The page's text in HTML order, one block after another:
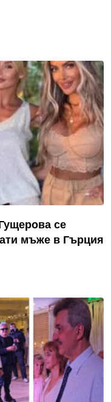
се
мъже в Гърция